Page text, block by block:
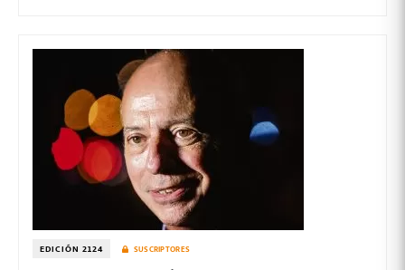
EDICIÓN 2124 SUSCRIPTORES